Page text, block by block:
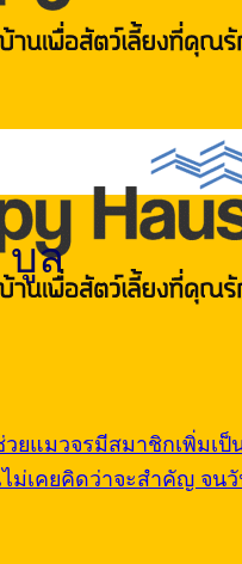
บูล
ยแมวจรมีสมาชิกเพิ่มเป็
เคยคิดว่าจะสำคัญ จน